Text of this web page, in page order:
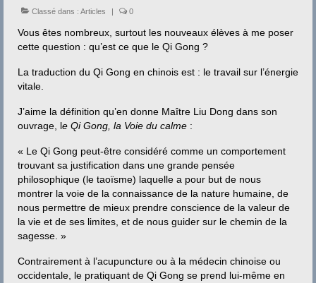
Méditation
Documentation
Liens
Classé dans : Articles | 0
Vous êtes nombreux, surtout les nouveaux élèves à me poser
cette question : qu’est ce que le Qi Gong ?
La traduction du Qi Gong en chinois est : le travail sur l’énergie
vitale.
J’aime la définition qu’en donne Maître Liu Dong dans son
ouvrage, le Qi Gong, la Voie du calme :
« Le Qi Gong peut-être considéré comme un comportement
trouvant sa justification dans une grande pensée
philosophique (le taoïsme) laquelle a pour but de nous
montrer la voie de la connaissance de la nature humaine, de
nous permettre de mieux prendre conscience de la valeur de
la vie et de ses limites, et de nous guider sur le chemin de la
sagesse. »
Contrairement à l’acupuncture ou à la médecin chinoise ou
occidentale, le pratiquant de Qi Gong se prend lui-même en